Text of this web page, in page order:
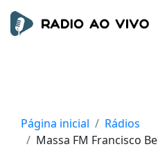
Página inicial
Rádios
Massa FM Francisco